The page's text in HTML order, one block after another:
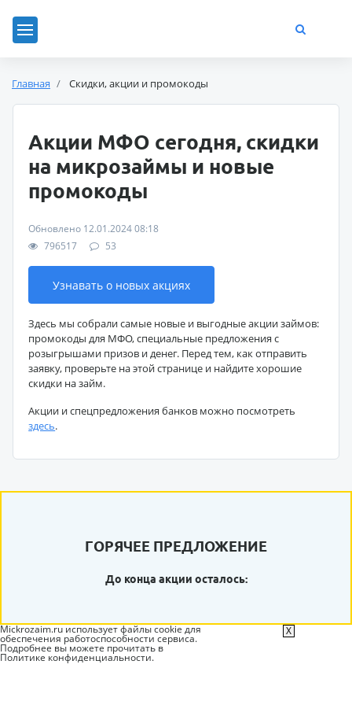
Главная Скидки, акции и промокоды
Акции МФО сегодня, скидки
на микрозаймы и новые
промокоды
Обновлено 12.01.2024 08:18
796517
53
Узнавать о новых акциях
Здесь мы собрали самые новые и выгодные акции займов:
промокоды для МФО, специальные предложения с
розыгрышами призов и денег. Перед тем, как отправить
заявку, проверьте на этой странице и найдите хорошие
скидки на займ.
Акции и спецпредложения банков можно посмотреть
здесь.
ГОРЯЧЕЕ ПРЕДЛОЖЕНИЕ
До конца акции осталось:
Mickrozaim.ru использует файлы cookie для
обеспечения работоспособности сервиса.
Подробнее вы можете прочитать в
Политике конфиденциальности.
X